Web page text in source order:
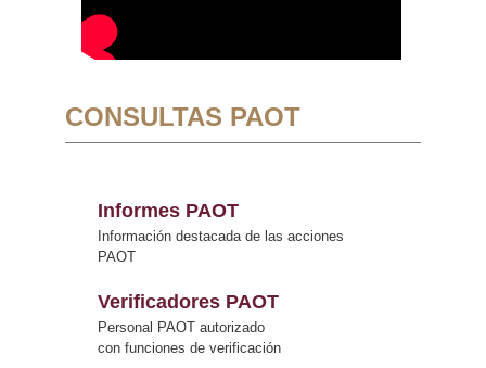
CONSULTAS PAOT
Informes PAOT
Información destacada de las acciones
PAOT
Verificadores PAOT
Personal PAOT autorizado
con funciones de verificación